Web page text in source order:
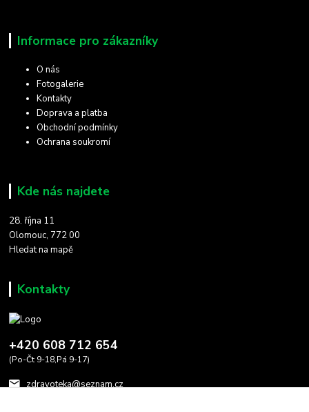
Informace pro zákazníky
O nás
Fotogalerie
Kontakty
Doprava a platba
Obchodní podmínky
Ochrana soukromí
Kde nás najdete
28. října 11
Olomouc, 772 00
Hledat na mapě
Kontakty
+420 608 712 654
(Po-Čt 9-18,Pá 9-17)
zdravoteka@seznam.cz